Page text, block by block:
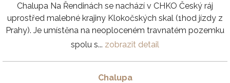
Chalupa Na Řendinách se nachází v CHKO Český ráj
uprostřed malebné krajiny Klokočských skal (1hod jízdy z
Prahy). Je umístěna na neoploceném travnatém pozemku
spolu s... zobrazit detail
Chalupa